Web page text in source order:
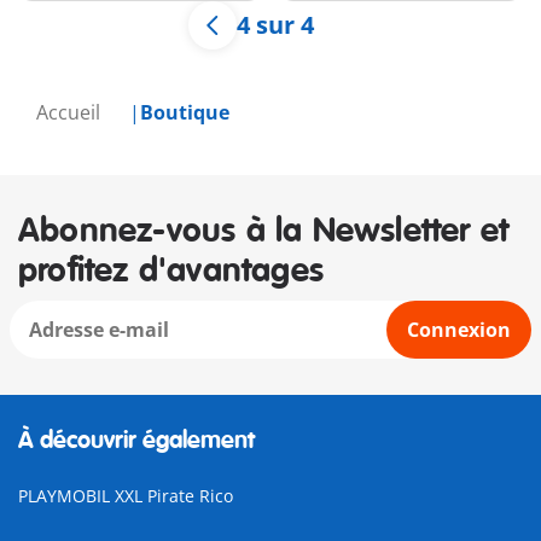
Accueil Boutique
4 sur 4
Abonnez-vous à la Newsletter et
profitez d'avantages
Connexion
À découvrir également
PLAYMOBIL XXL Pirate Rico